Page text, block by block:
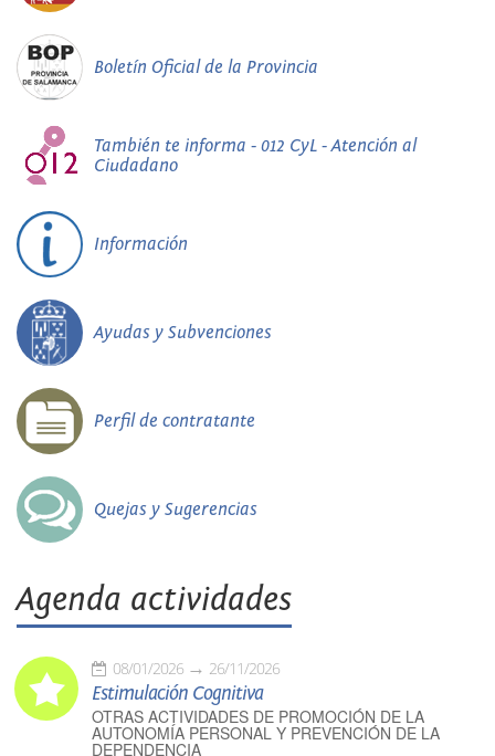
Boletín Oficial de la Provincia
También te informa - 012 CyL - Atención al
Ciudadano
Información
Ayudas y Subvenciones
Perfil de contratante
Quejas y Sugerencias
Agenda actividades
08/01/2026 26/11/2026
Estimulación Cognitiva
OTRAS ACTIVIDADES DE PROMOCIÓN DE LA
AUTONOMÍA PERSONAL Y PREVENCIÓN DE LA
DEPENDENCIA